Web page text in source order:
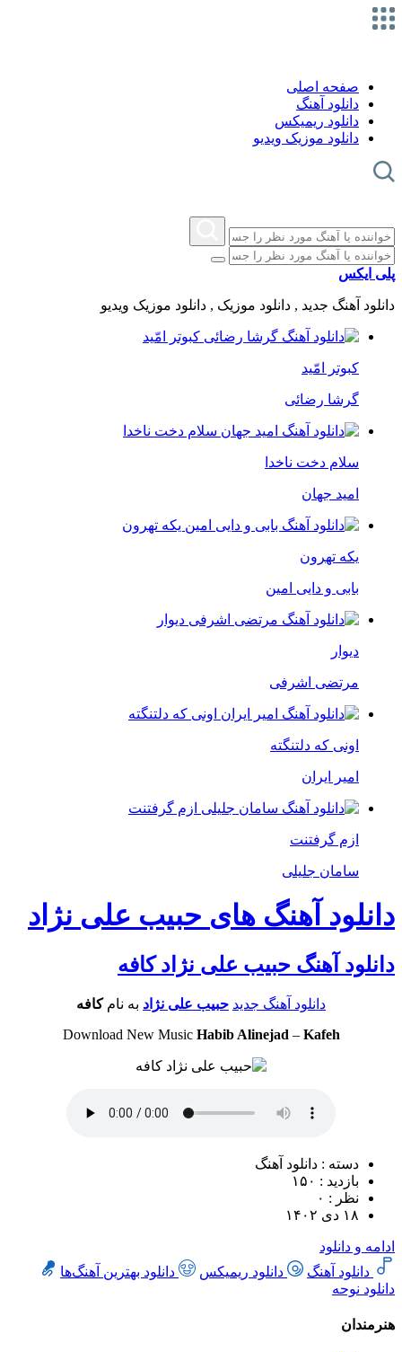
صفحه اصلی
دانلود آهنگ
دانلود ریمیکس
دانلود موزیک ویدیو
پلی ایکس
دانلود آهنگ جدید , دانلود موزیک , دانلود موزیک ویدیو
کبوتر امّید
گرشا رضائی
سلام دخت ناخدا
امید جهان
یکه تهرون
بابی و دایی امین
دیوار
مرتضی اشرفی
اونی که دلتنگته
امیر ایران
ازم گرفتنت
سامان جلیلی
دانلود آهنگ های حبیب علی نژاد
دانلود آهنگ حبیب علی نژاد کافه
دانلود آهنگ جدید حبیب علی نژاد به نامکافه
Download New Music Habib Alinejad – Kafeh
دسته : دانلود آهنگ
بازدید : ۱۵۰
نظر : ۰
۱۸ دی ۱۴۰۲
ادامه و دانلود
دانلود آهنگ
دانلود ریمیکس
دانلود بهترین آهنگ‌ها
دانلود نوحه
هنرمندان